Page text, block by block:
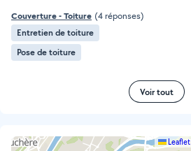
Couverture - Toiture (4 réponses)
Entretien de toiture
Pose de toiture
Voir tout
Leaflet